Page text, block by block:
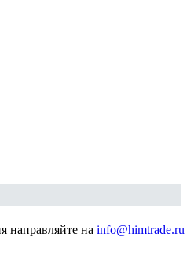
направляйте на info@himtrade.ru